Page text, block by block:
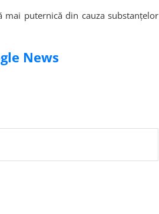
mai puternică din cauza substanțelor
News